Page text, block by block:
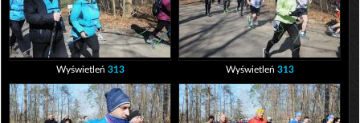
Wyświetleń 313 Wyświetleń 313